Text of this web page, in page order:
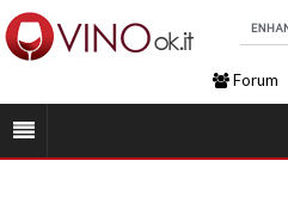
Forum